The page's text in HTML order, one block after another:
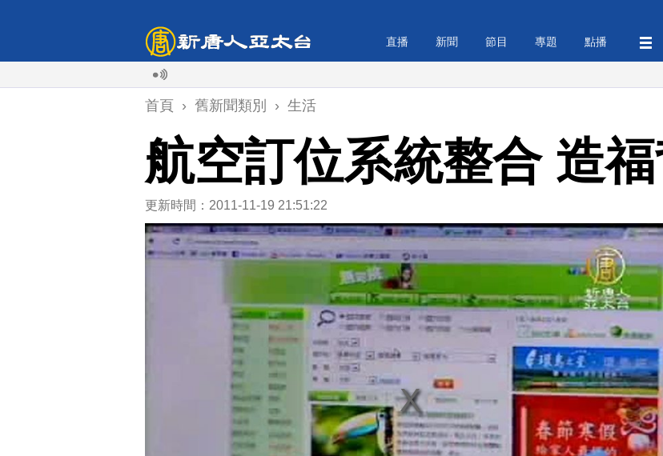
直播 新聞 節目 專題 點播
首頁 › 舊新聞類別 › 生活
航空訂位系統整合 造
更新時間：2011-11-19 21:51:22